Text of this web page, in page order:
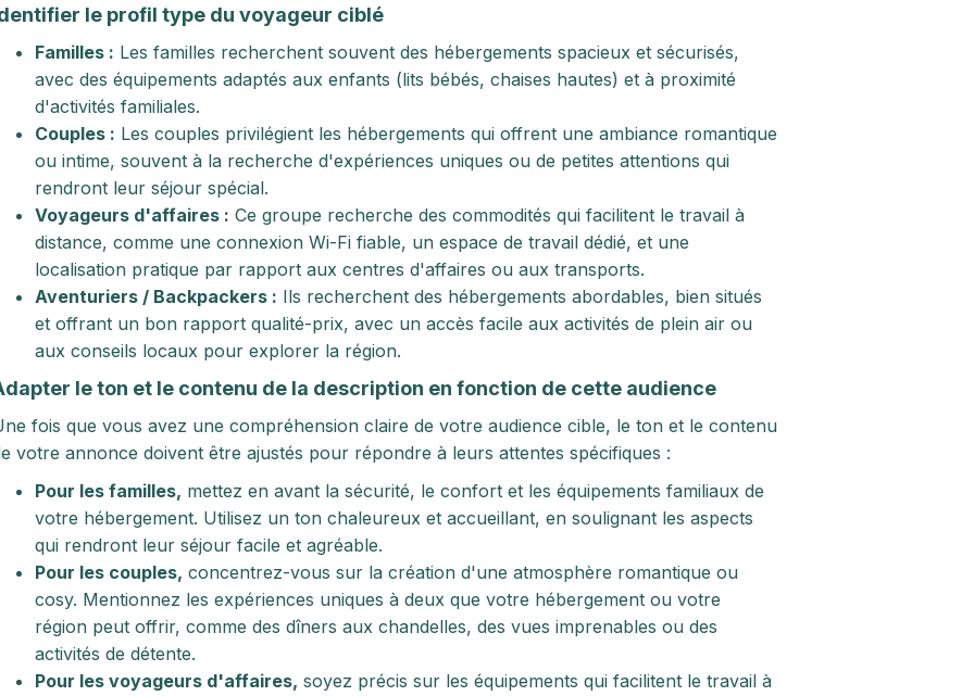
le profil type du voyageur ciblé
Familles : Les familles recherchent souvent des hébergements spacieux et sécurisés,
avec des équipements adaptés aux enfants (lits bébés, chaises hautes) et à proximité
d'activités familiales.
Couples : Les couples privilégient les hébergements qui offrent une ambiance romantique
ou intime, souvent à la recherche d'expériences uniques ou de petites attentions qui
rendront leur séjour spécial.
Voyageurs d'affaires : Ce groupe recherche des commodités qui facilitent le travail à
distance, comme une connexion Wi-Fi fiable, un espace de travail dédié, et une
localisation pratique par rapport aux centres d'affaires ou aux transports.
Aventuriers / Backpackers : Ils recherchent des hébergements abordables, bien situés
et offrant un bon rapport qualité-prix, avec un accès facile aux activités de plein air ou
aux conseils locaux pour explorer la région.
le ton et le contenu de la description en fonction de cette audience
fois que vous avez une compréhension claire de votre audience cible, le ton et le contenu
votre annonce doivent être ajustés pour répondre à leurs attentes spécifiques :
Pour les familles, mettez en avant la sécurité, le confort et les équipements familiaux de
votre hébergement. Utilisez un ton chaleureux et accueillant, en soulignant les aspects
qui rendront leur séjour facile et agréable.
Pour les couples, concentrez-vous sur la création d'une atmosphère romantique ou
cosy. Mentionnez les expériences uniques à deux que votre hébergement ou votre
région peut offrir, comme des dîners aux chandelles, des vues imprenables ou des
activités de détente.
Pour les voyageurs d'affaires, soyez précis sur les équipements qui facilitent le travail à